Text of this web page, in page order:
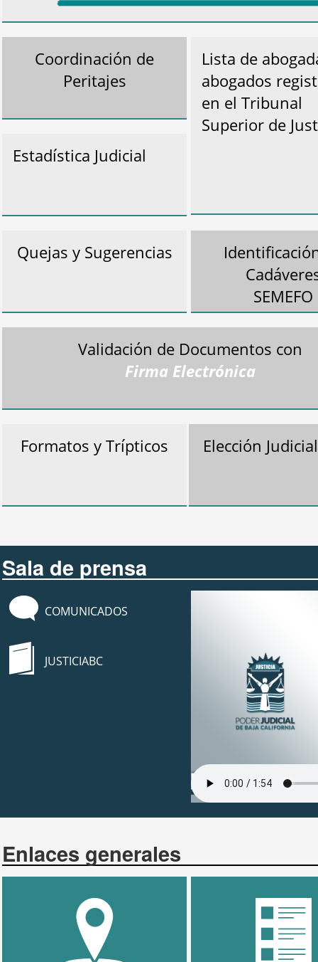
Coordinación de
Peritajes
Estadística Judicial
Quejas y Sugerencias
Lista de
abogados
en el Tribunal
Superior de
SEMEFO
Validación de Documentos con
Firma Electrónica
Formatos y Trípticos Elección
Sala de prensa
COMUNICADOS
JUSTICIABC
Enlaces generales